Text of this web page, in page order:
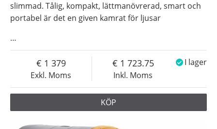
slimmad. Tålig, kompakt, lättmanövrerad, smart och
portabel är det en given kamrat för ljusar
…
Exkl. Moms
1 379
Inkl. Moms
1 723.75 I lager
KÖP